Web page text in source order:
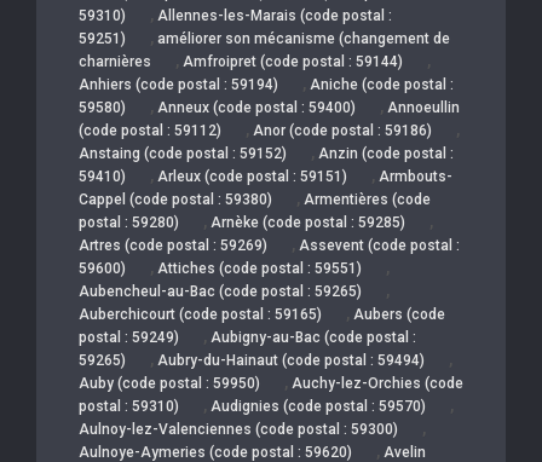
59310)
, Allennes-les-Marais (code postal :
59251)
, améliorer son mécanisme (changement de
charnières
, Amfroipret (code postal : 59144) ,
Anhiers (code postal : 59194) , Aniche (code postal :
59580)
, Anneux (code postal : 59400) , Annoeullin
(code postal : 59112)
, Anor (code postal : 59186) ,
Anstaing (code postal : 59152) , Anzin (code postal :
59410)
, Arleux (code postal : 59151) , Armbouts-
Cappel (code postal : 59380)
, Armentières (code
postal : 59280)
, Arnèke (code postal : 59285) ,
Artres (code postal : 59269) , Assevent (code postal :
59600)
, Attiches (code postal : 59551) ,
Aubencheul-au-Bac (code postal : 59265) ,
Auberchicourt (code postal : 59165) , Aubers (code
postal : 59249)
, Aubigny-au-Bac (code postal :
59265)
, Aubry-du-Hainaut (code postal : 59494) ,
Auby (code postal : 59950) , Auchy-lez-Orchies (code
postal : 59310)
, Audignies (code postal : 59570) ,
Aulnoy-lez-Valenciennes (code postal : 59300) ,
Aulnoye-Aymeries (code postal : 59620) , Avelin